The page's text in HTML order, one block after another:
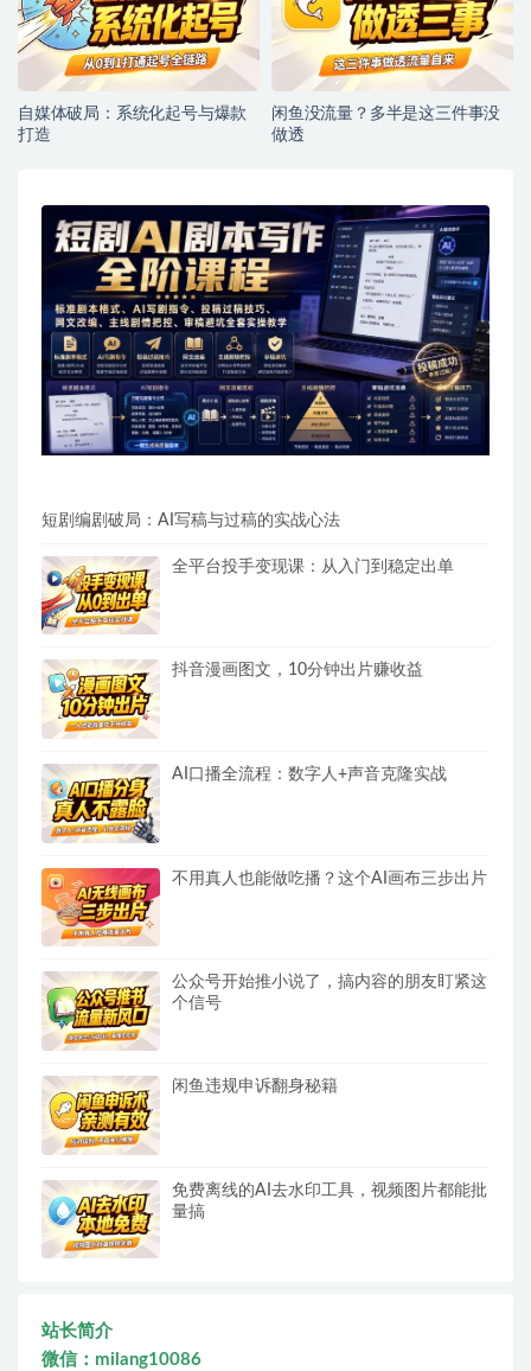
自媒体破局：系统化起号与爆款
打造
闲鱼没流量？多半是这三件事没
做透
短剧编剧破局：AI写稿与过稿的实战心法
全平台投手变现课：从入门到稳定出单
抖音漫画图文，10分钟出片赚收益
AI口播全流程：数字人+声音克隆实战
不用真人也能做吃播？这个AI画布三步出片
公众号开始推小说了，搞内容的朋友盯紧这
个信号
闲鱼违规申诉翻身秘籍
免费离线的AI去水印工具，视频图片都能批
量搞
站长简介
微信：milang10086